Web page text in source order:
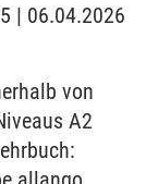
| 06.04.2026
von
A2